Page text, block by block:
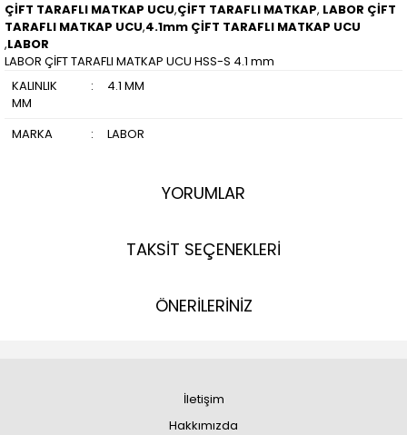
ÇİFT TARAFLI MATKAP UCU,ÇİFT TARAFLI MATKAP, LABOR ÇİFT
TARAFLI MATKAP UCU,4.1mm ÇİFT TARAFLI MATKAP UCU
,LABOR
LABOR ÇİFT TARAFLI MATKAP UCU HSS-S 4.1 mm
KALINLIK
MM
: 4.1 MM
MARKA : LABOR
YORUMLAR
TAKSİT SEÇENEKLERİ
ÖNERİLERİNİZ
İletişim
Hakkımızda